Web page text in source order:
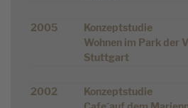
2005
Konzeptstudie
Wohnen im Park der
Stuttgart
2002
Konzeptstudie